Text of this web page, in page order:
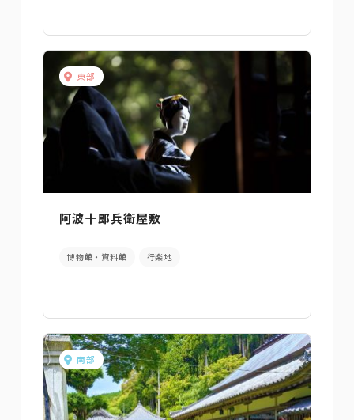
東部
阿波十郎兵衛屋敷
博物館・資料館 行楽地
南部